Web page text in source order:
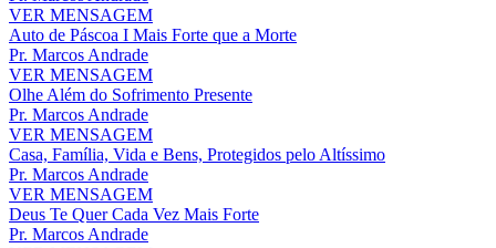
VER MENSAGEM
Auto de Páscoa I Mais Forte que a Morte
Pr. Marcos Andrade
VER MENSAGEM
Olhe Além do Sofrimento Presente
Pr. Marcos Andrade
VER MENSAGEM
Casa, Família, Vida e Bens, Protegidos pelo Altíssimo
Pr. Marcos Andrade
VER MENSAGEM
Deus Te Quer Cada Vez Mais Forte
Pr. Marcos Andrade